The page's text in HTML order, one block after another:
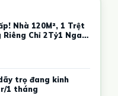
Nhà 120M², 1 Trệt
Riêng Chỉ 2Tỷ1 Ngay
trọ đang kinh
1 tháng